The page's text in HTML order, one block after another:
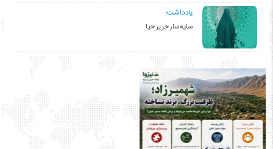
یادداشت؛
سایه‌سار حریر حیا